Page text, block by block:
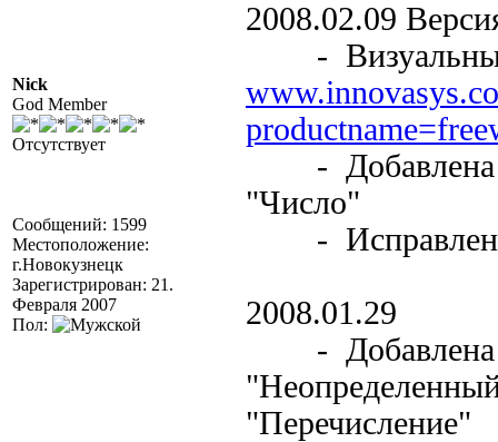
Nick
God Member
Отсутствует
Сообщений: 1599
Местоположение:
г.Новокузнецк
Зарегистрирован: 21.
Февраля 2007
Пол:
2008.02.09
- Визуальные
- Добавлена
"Число"
- Исправлены
2008.01.29
- Добавлена
"Перечисление"